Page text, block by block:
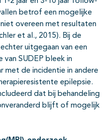
betrof een mogelijke
overeen met resultaten
et al., 2015). Bij de
uitgegaan van een
van SUDEP bleek in
met de incidentie in andere
epilepsie.
dat bij behandeling
blijft of mogelijk